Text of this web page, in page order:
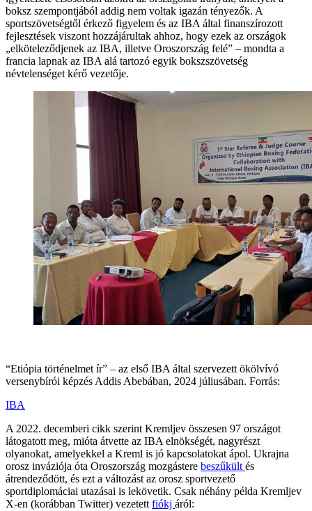
boksz szempontjából addig nem voltak igazán tényezők. A
sportszövetségtől érkező figyelem és az IBA által finanszírozott
fejlesztések viszont hozzájárultak ahhoz, hogy ezek az országok
„elköteleződjenek az IBA, illetve Oroszország felé” – mondta a
francia lapnak az IBA alá tartozó egyik bokszszövetség
névtelenséget kérő vezetője.
“Etiópia történelmet ír” – az első IBA által szervezett ökölvívó
versenybírói képzés Addis Abebában, 2024 júliusában. Forrás:
IBA
A 2022. decemberi cikk szerint Kremljev összesen 97 országot
látogatott meg, mióta átvette az IBA elnökségét, nagyrészt
olyanokat, amelyekkel a Kreml is jó kapcsolatokat ápol. Ukrajna
orosz inváziója óta Oroszország mozgástere beszűkült és
átrendeződött, és ezt a változást az orosz sportvezető
sportdiplomáciai utazásai is lekövetik. Csak néhány példa Kremljev
X-en (korábban Twitter) vezetett fiókj áról: